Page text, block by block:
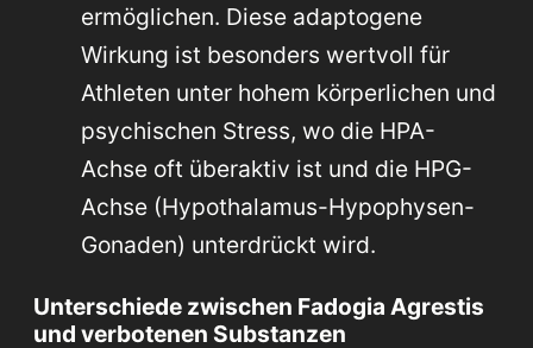
ermöglichen. Diese adaptogene
Wirkung ist besonders wertvoll für
Athleten unter hohem körperlichen und
psychischen Stress, wo die HPA-
Achse oft überaktiv ist und die HPG-
Achse (Hypothalamus-Hypophysen-
Gonaden) unterdrückt wird.
Unterschiede zwischen Fadogia Agrestis
und verbotenen Substanzen